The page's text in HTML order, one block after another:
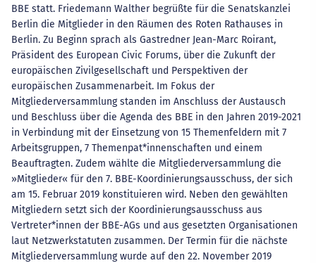
BBE statt. Friedemann Walther begrüßte für die Senatskanzlei
Berlin die Mitglieder in den Räumen des Roten Rathauses in
Berlin. Zu Beginn sprach als Gastredner Jean-Marc Roirant,
Präsident des European Civic Forums, über die Zukunft der
europäischen Zivilgesellschaft und Perspektiven der
europäischen Zusammenarbeit. Im Fokus der
Mitgliederversammlung standen im Anschluss der Austausch
und Beschluss über die Agenda des BBE in den Jahren 2019-2021
in Verbindung mit der Einsetzung von 15 Themenfeldern mit 7
Arbeitsgruppen, 7 Themenpat*innenschaften und einem
Beauftragten. Zudem wählte die Mitgliederversammlung die
»Mitglieder« für den 7. BBE-Koordinierungsausschuss, der sich
am 15. Februar 2019 konstituieren wird. Neben den gewählten
Mitgliedern setzt sich der Koordinierungsausschuss aus
Vertreter*innen der BBE-AGs und aus gesetzten Organisationen
laut Netzwerkstatuten zusammen. Der Termin für die nächste
Mitgliederversammlung wurde auf den 22. November 2019